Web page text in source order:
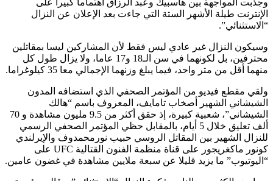
وجذبت المواجهة بين هاسبيك وعبد الرزاق اهتماما كبيرا على
الإنترنت طيلة الأشهر الستة التي جاءت بعد الإعلان عن النزال
“الاستثنائي”.
وسيكون النزال غير عادي ليس فقط لأن المشاركين ليسا بمقاتلين
محترفين، بل لكونهما في سن الـ18 و17 عاما، ولا يزال طول كل
منهما أقل من متر واحد، فيما يبلغ وزنهما الإجمالي معا 35 كيلوغراما.
ولقي مقطع فيديو من المؤتمر الصحفي الذي استضافه المدون
الشيشاني الشهير أصخاب تامايف، المعروف باسم “هالك
الشيشاني”، شعبية كبيرة، إذ حقق أكثر من 9.5 مليون مشاهدة و 70
ألف تعليق خلال 5 أيام، بالمقابل حظي المؤتمر الصحفي الرسمي
للنزال الشهير بين المقاتل الروسي حبيب نورمحمدوف والإيرلندي
كونور ماكغريجور على قناة منظمة الفنون القتالية UFC على
“اليوتيوب” ما يزيد قليلا عن سبعة ملايين مشاهدة في غضون عامين.